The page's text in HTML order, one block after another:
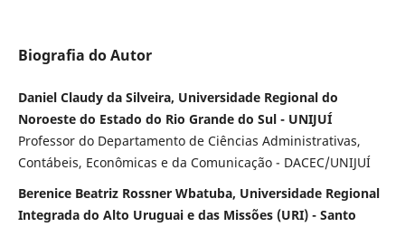
Biografia do Autor
Daniel Claudy da Silveira, Universidade Regional do
Noroeste do Estado do Rio Grande do Sul - UNIJUÍ
Professor do Departamento de Ciências Administrativas,
Contábeis, Econômicas e da Comunicação - DACEC/UNIJUÍ
Berenice Beatriz Rossner Wbatuba, Universidade Regional
Integrada do Alto Uruguai e das Missões (URI) - Santo